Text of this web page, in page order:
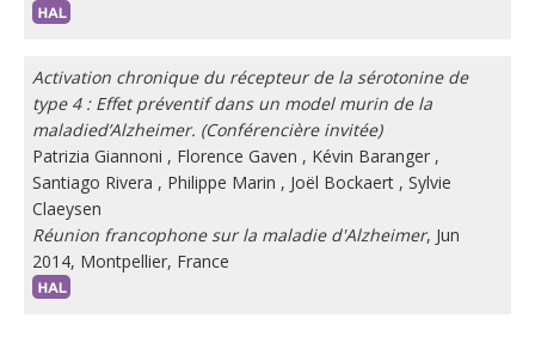
Activation chronique du récepteur de la sérotonine de
type 4 : Effet préventif dans un model murin de la
maladied’Alzheimer. (Conférencière invitée)
Patrizia Giannoni , Florence Gaven , Kévin Baranger ,
Santiago Rivera , Philippe Marin , Joël Bockaert , Sylvie
Claeysen
Réunion francophone sur la maladie d'Alzheimer, Jun
2014, Montpellier, France